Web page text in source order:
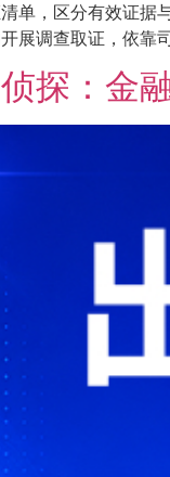
单，区分有效证据
展调查取证，依靠
探：金